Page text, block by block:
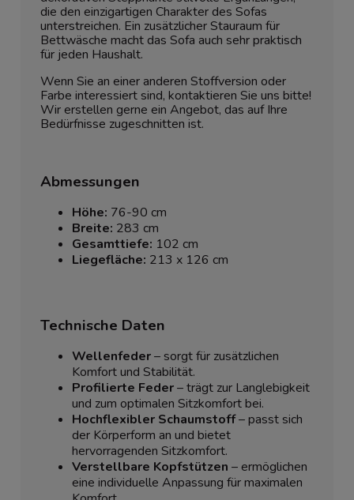
die den einzigartigen Charakter des Sofas
unterstreichen. Ein zusätzlicher Stauraum für
Bettwäsche macht das Sofa auch sehr praktisch
für jeden Haushalt.
Wenn Sie an einer anderen Stoffversion oder
Farbe interessiert sind, kontaktieren Sie uns bitte!
Wir erstellen gerne ein Angebot, das auf Ihre
Bedürfnisse zugeschnitten ist.
Abmessungen
Höhe: 76-90 cm
Breite: 283 cm
Gesamttiefe: 102 cm
Liegefläche: 213 x 126 cm
Technische Daten
Wellenfeder– sorgt für zusätzlichen
Komfort und Stabilität.
Profilierte Feder– trägt zur Langlebigkeit
und zum optimalen Sitzkomfort bei.
Hochflexibler Schaumstoff– passt sich
der Körperform an und bietet
hervorragenden Sitzkomfort.
Verstellbare Kopfstützen – ermöglichen
eine individuelle Anpassung für maximalen